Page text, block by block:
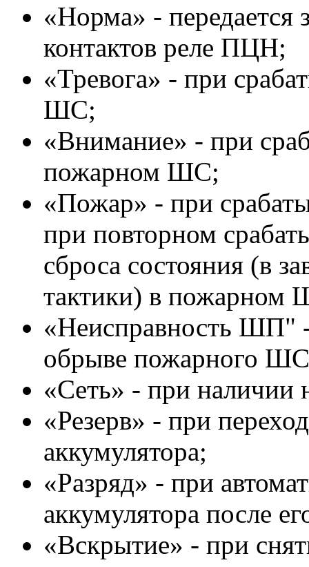
«Норма» - передается
контактов реле ПЦН;
«Тревога» - при
ШС;
«Внимание» - при
пожарном ШС;
«Пожар» - при
при повторном
сброса состояния (в
тактики) в пожарном
«Неисправность ШП"
обрыве пожарного
«Сеть» - при наличии
«Резерв» - при
аккумулятора;
«Разряд» - при
аккумулятора после
«Вскрытие» - при